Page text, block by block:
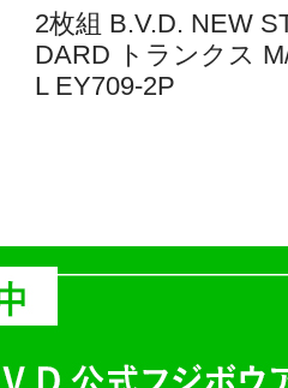
2枚組 B.V.D. NEW
DARD トランクス
L EY709-2P